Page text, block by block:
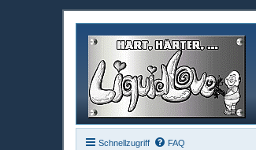
Schnellzugriff FAQ